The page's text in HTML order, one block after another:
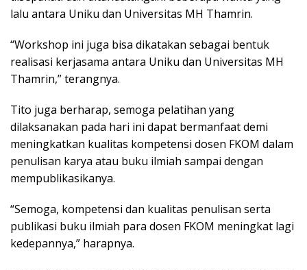
lalu antara Uniku dan Universitas MH Thamrin.
“Workshop ini juga bisa dikatakan sebagai bentuk
realisasi kerjasama antara Uniku dan Universitas MH
Thamrin,” terangnya.
Tito juga berharap, semoga pelatihan yang
dilaksanakan pada hari ini dapat bermanfaat demi
meningkatkan kualitas kompetensi dosen FKOM dalam
penulisan karya atau buku ilmiah sampai dengan
mempublikasikanya.
“Semoga, kompetensi dan kualitas penulisan serta
publikasi buku ilmiah para dosen FKOM meningkat lagi
kedepannya,” harapnya.